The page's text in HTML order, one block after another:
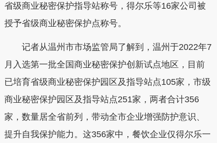
省级商业秘密保护指导站称号，得尔乐等16家公司被
授予省级商业秘密保护点称号。
记者从温州市市场监管局了解到，温州于2022年7
月入选第一批全国商业秘密保护创新试点地区，目前
已培育省级商业秘密保护园区及指导站点105家，市级
商业秘密保护园区及指导站点251家，两者合计356
家，数量居全省前列，带动全市企业增强防护意识、
提升自我保护能力。这356家中，餐饮企业仅得尔乐一